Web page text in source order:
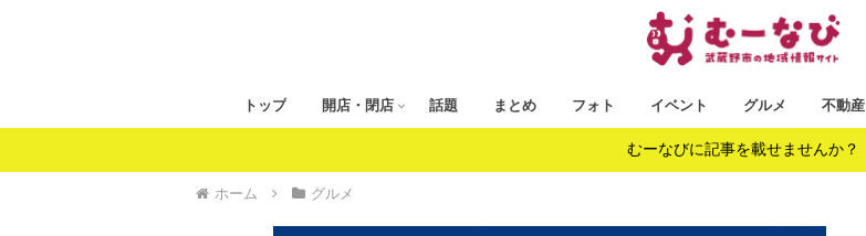
トップ 開店・閉店 話題 まとめ フォト イベント グルメ 不動産
むーなびに記事を載せませんか？
ホーム グルメ